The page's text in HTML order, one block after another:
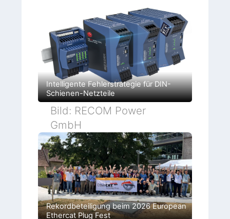
Intelligente Fehlerstrategie für DIN-
Schienen-Netzteile
Bild: RECOM Power
GmbH
Rekordbeteiligung beim 2026 European
Ethercat Plug Fest